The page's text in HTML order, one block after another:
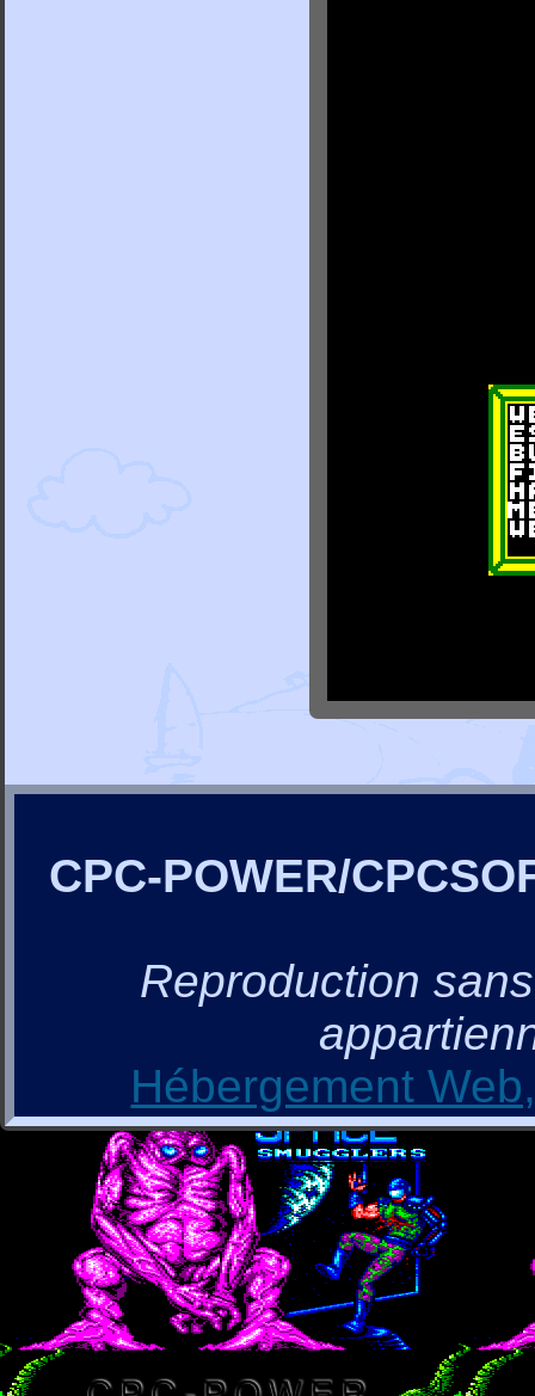
CPC-POWER/
Reproduction
Hébergement